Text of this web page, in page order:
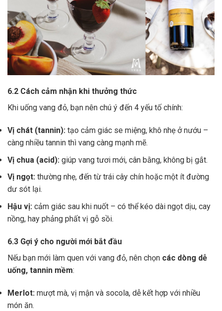
6.2 Cách cảm nhận khi thưởng thức
Khi uống vang đỏ, bạn nên chú ý đến 4 yếu tố chính:
Vị chát (tannin): tạo cảm giác se miệng, khô nhẹ ở nướu –
càng nhiều tannin thì vang càng mạnh mẽ.
Vị chua (acid): giúp vang tươi mới, cân bằng, không bị gắt.
Vị ngọt: thường nhẹ, đến từ trái cây chín hoặc một ít đường
dư sót lại.
Hậu vị: cảm giác sau khi nuốt – có thể kéo dài ngọt dịu, cay
nồng, hay phảng phất vị gỗ sồi.
6.3 Gợi ý cho người mới bắt đầu
Nếu bạn mới làm quen với vang đỏ, nên chọn các dòng dễ
uống, tannin mềm:
Merlot: mượt mà, vị mận và socola, dễ kết hợp với nhiều
món ăn.